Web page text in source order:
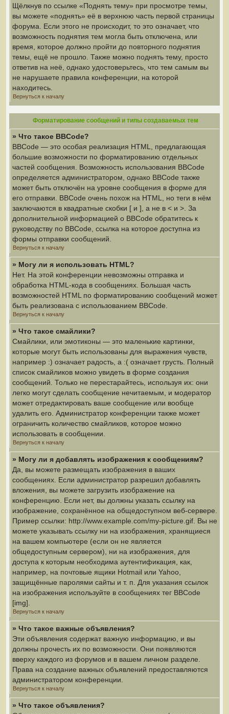
Щёлкнув по ссылке «Поднять тему» при просмотре темы,
вы можете «поднять» её в верхнюю часть первой страницы
форума. Если этого не происходит, то это означает, что
возможность поднятия тем могла быть отключена, или
время, которое должно пройти до повторного поднятия
темы, ещё не прошло. Также можно поднять тему, просто
ответив на неё, однако удостоверьтесь, что тем самым вы
не нарушаете правила конференции, на которой
находитесь.
Вернуться к началу
Форматирование сообщений и типы создаваемых тем
» Что такое BBCode?
BBCode — это особая реализация HTML, предлагающая
большие возможности по форматированию отдельных
частей сообщения. Возможность использования BBCode
определяется администратором, однако BBCode также
может быть отключён на уровне сообщения в форме для
его отправки. BBCode очень похож на HTML, но теги в нём
заключаются в квадратные скобки [ и ], а не в < и >. За
дополнительной информацией о BBCode обратитесь к
руководству по BBCode, ссылка на которое доступна из
формы отправки сообщений.
Вернуться к началу
» Могу ли я использовать HTML?
Нет. На этой конференции невозможны отправка и
обработка HTML-кода в сообщениях. Большая часть
возможностей HTML по форматированию сообщений может
быть реализована с использованием BBCode.
Вернуться к началу
» Что такое смайлики?
Смайлики, или эмотиконы — это маленькие картинки,
которые могут быть использованы для выражения чувств,
например :) означает радость, а :( означает грусть. Полный
список смайликов можно увидеть в форме создания
сообщений. Только не перестарайтесь, используя их: они
легко могут сделать сообщение нечитаемым, и модератор
может отредактировать ваше сообщение или вообще
удалить его. Администратор конференции также может
ограничить количество смайликов, которое можно
использовать в сообщении.
Вернуться к началу
» Могу ли я добавлять изображения к сообщениям?
Да, вы можете размещать изображения в ваших
сообщениях. Если администратор разрешил добавлять
вложения, вы можете загрузить изображение на
конференцию. Если нет, вы должны указать ссылку на
изображение, сохранённое на общедоступном веб-сервере.
Пример ссылки: http://www.example.com/my-picture.gif. Вы не
можете указывать ссылку ни на изображения, хранящиеся
на вашем компьютере (если он не является
общедоступным сервером), ни на изображения, для
доступа к которым необходима аутентификация, как,
например, на почтовые ящики Hotmail или Yahoo,
защищённые паролями сайты и т. п. Для указания ссылок
на изображения используйте в сообщениях тег BBCode
[img].
Вернуться к началу
» Что такое важные объявления?
Эти объявления содержат важную информацию, и вы
должны прочесть их по возможности. Они появляются
вверху каждого из форумов и в вашем личном разделе.
Права на создание важных объявлений предоставляются
администратором конференции.
Вернуться к началу
» Что такое объявления?